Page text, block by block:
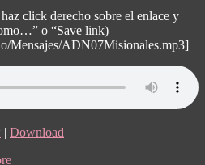
click derecho sobre el enlace y
o “Save link)
Mensajes/ADN07Misionales.mp3]
| Download